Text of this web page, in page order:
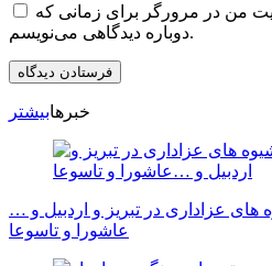
من در مرورگر برای زمانی که
دوباره دیدگاهی می‌نویسم.
خبرهابیشتر
عزاداری در تبریز و اردبیل و …
عاشورا و تاسوعا